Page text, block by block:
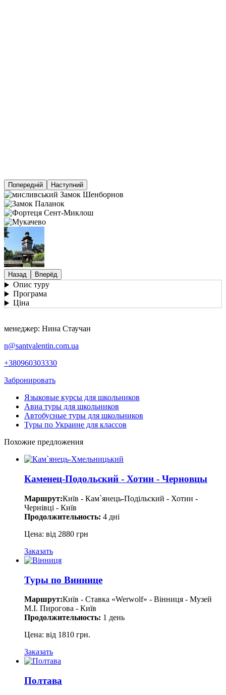
Попередній Наступний
Назад Вперёд
Опис туру
Програма
Ціна
менеджер: Нина Стаучан
n@santvalentin.com.ua
+380960303330
Забронировать
Языковые курсы для школьников
Авиа туры для школьников
Автобусные туры для школьников
Туры по Украине для классов
Похожие предложения
Каменец-Подольский - Хотин - Черновцы
Маршрут:Київ - Кам`янець-Подільский - Хотин -
Чернівці - Київ
Продолжительность: 4 дні
Цена: від 2880 грн
Заказать
Туры по Виннице
Маршрут:Київ - Ставка «Werwolf» - Вінниця - Музей
М.І. Пирогова - Київ
Продолжительность: 1 день
Цена: від 1810 грн.
Заказать
Полтава